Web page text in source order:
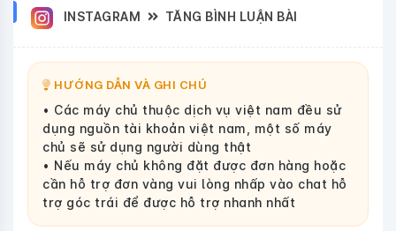
INSTAGRAM TĂNG BÌNH LUẬN BÀI
HƯỚNG DẪN VÀ GHI CHÚ
• Các máy chủ thuộc dịch vụ việt nam đều sử
dụng nguồn tài khoản việt nam, một số máy
chủ sẽ sử dụng người dùng thật
• Nếu máy chủ không đặt được đơn hàng hoặc
cần hỗ trợ đơn vàng vui lòng nhấp vào chat hỗ
trợ góc trái để được hỗ trợ nhanh nhất